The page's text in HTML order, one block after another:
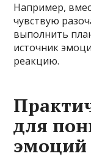
Например,
чувствую
выполнить
источник
реакцию.
для
эмоций